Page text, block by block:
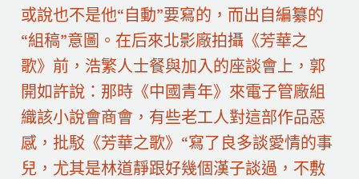
或說也不是他“自動”要寫的，而出自編纂的
“組稿”意圖。在后來北影廠拍攝《芳華之
歌》前，浩繁人士餐與加入的座談會上，郭
開如許說：那時《中國青年》來電子管廠組
織該小說會商會，有些老工人對這部作品惡
感，批駁《芳華之歌》“寫了良多談愛情的事
兒，尤其是林道靜跟好幾個漢子談過，不敷